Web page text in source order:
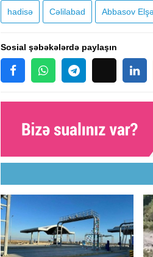
hadisə Cəlilabad Abbasov
Sosial şəbəkələrdə paylaşın